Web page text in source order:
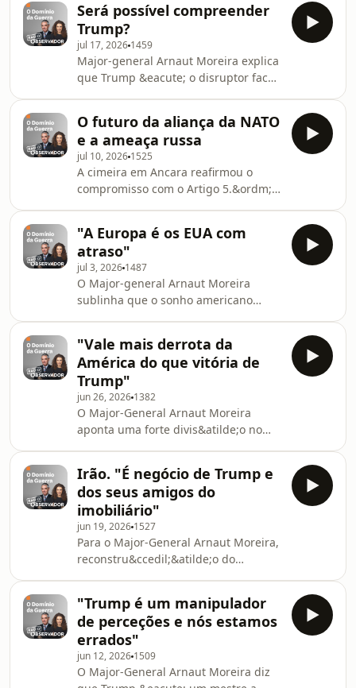
ministro e do chefe do
ex&eacute;rcito na
Ucr&acirc;nia.&nbsp;See
omnystudio.com/listener for privacy
information.
Será possível compreender
Trump?
jul 17, 2026 1459
Major-general Arnaut Moreira explica
que Trump &eacute; o disruptor face
que a Ucr&acirc;nia neutralizou o
tr&acirc;nsito naval russo no Mar de
Azov.See omnystudio.com/listener for
privacy information.
O futuro da aliança da NATO
e a ameaça russa
jul 10, 2026 1525
A cimeira em Ancara reafirmou o
compromisso com o Artigo 5.&ordm; e
europeia frente &agrave;
amea&ccedil;a russa. Ainda as crises
internas de Putin.See
omnystudio.com/listener for privacy
information.
"A Europa é os EUA com
atraso"
jul 3, 2026 1487
O Major-general Arnaut Moreira
sublinha que o sonho americano
acrescenta que a Europa replica os
modelos dos EUA com alguns anos de
atraso.See omnystudio.com/listener
for privacy information.
"Vale mais derrota da
América do que vitória de
Trump"
jun 26, 2026 1382
O Major-General Arnaut Moreira
aponta uma forte divis&atilde;o no
oposi&ccedil;&atilde;o a preferir a
derrota dos EUA &agrave;
vit&oacute;ria de Trump no
M&eacute;dio Oriente.See
omnystudio.com/listener for privacy
information.
Irão. "É negócio de Trump e
dos seus amigos do
imobiliário"
jun 19, 2026 1527
Para o Major-General Arnaut Moreira,
reconstru&ccedil;&atilde;o do
que assinatura digital do acordo de
paz surgiu porque n&atilde;o confiam
o suficiente para arriscar foto de
fam&iacute;liaSee
omnystudio.com/listener for privacy
"Trump é um manipulador
de perceções e nós estamos
errados"
jun 12, 2026 1509
O Major-General Arnaut Moreira diz